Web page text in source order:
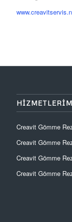
Creavit Gömme
Creavit Gömme
Creavit Gömme
Creavit Gömme